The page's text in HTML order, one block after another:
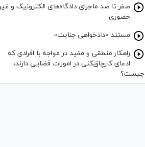
صفر تا صد ماجرای دادگاه‌های الکترونیک و غیر
حضوری
مستند «دادخواهی جنایت»
راهکار منطقی و مفید در مواجه با افرادی که
ادعای کارچاق‌کنی در امورات قضایی دارند،
چیست؟